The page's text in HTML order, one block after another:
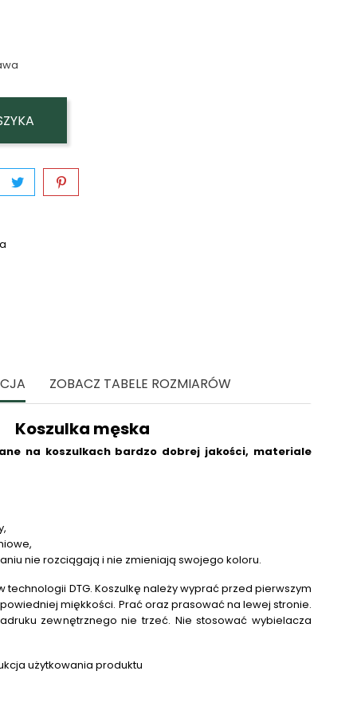
ZOBACZ TABELE ROZMIARÓW
Koszulka męska
na koszulkach bardzo dobrej jakości, materiale
nie rozciągają i nie zmieniają swojego koloru.
technologii DTG. Koszulkę należy wyprać przed pierwszym
miękkości. Prać oraz prasować na lewej stronie.
zewnętrznego nie trzeć. Nie stosować wybielacza